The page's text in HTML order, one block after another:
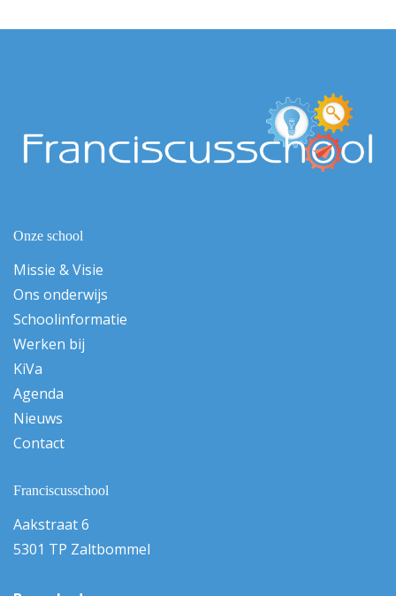
Onze school
Missie & Visie
Ons onderwijs
Schoolinformatie
Werken bij
KiVa
Agenda
Nieuws
Contact
Franciscusschool
Aakstraat 6
5301 TP Zaltbommel